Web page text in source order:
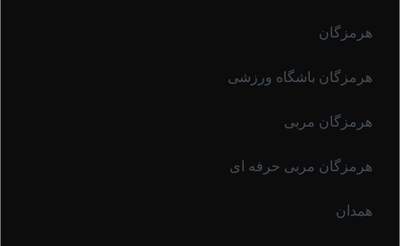
هرمزگان
هرمزگان باشگاه ورزشی
هرمزگان مربی
هرمزگان مربی حرفه ای
همدان